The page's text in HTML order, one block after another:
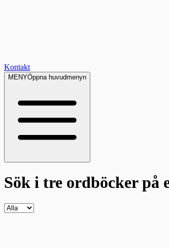
Kontakt
MENYÖppna huvudmenyn
Sök i tre ordböckerpå